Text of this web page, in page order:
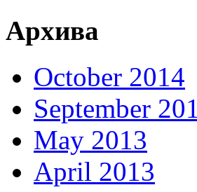
Архива
October 2014
September
May 2013
April 2013